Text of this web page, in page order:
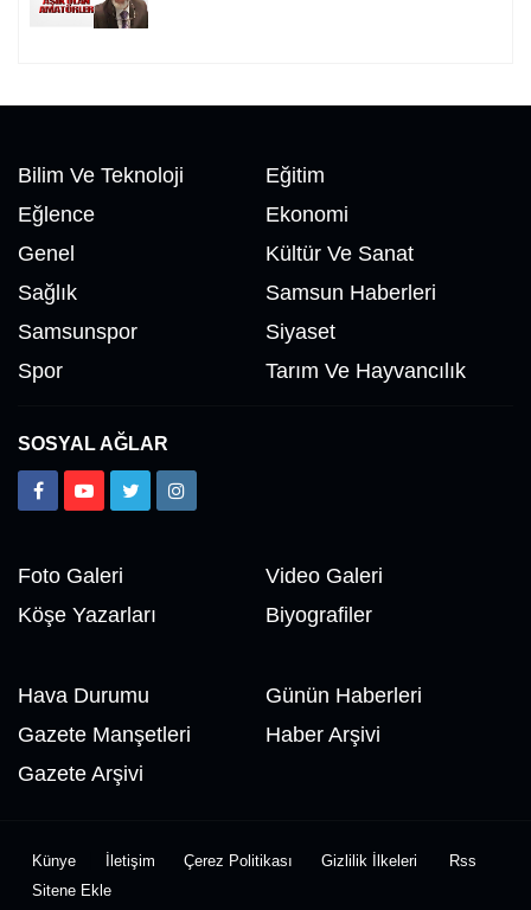
Bilim Ve Teknoloji
Eğitim
Eğlence
Ekonomi
Genel
Kültür Ve Sanat
Sağlık
Samsun Haberleri
Samsunspor
Siyaset
Spor
Tarım Ve Hayvancılık
SOSYAL AĞLAR
Foto Galeri
Video Galeri
Köşe Yazarları
Biyografiler
Hava Durumu
Günün Haberleri
Gazete Manşetleri
Haber Arşivi
Gazete Arşivi
Künye İletişim Çerez Politikası Gizlilik İlkeleri
Rss
Sitene Ekle